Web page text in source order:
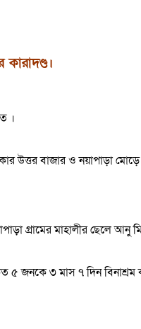
।
উত্তর বাজার ও নয়াপাড়া মোড়ে
গ্রামের মাহালীর ছেলে আনু
জনকে ৩ মাস ৭ দিন বিনাশ্রম